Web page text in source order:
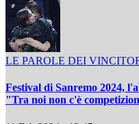
LE PAROLE DEI
Festival di Sanremo 2024,
"Tra noi non c'è